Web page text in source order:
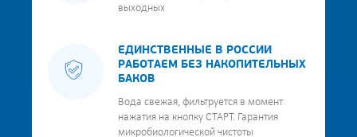
выходных
ЕДИНСТВЕННЫЕ В РОССИИ
РАБОТАЕМ БЕЗ НАКОПИТЕЛЬНЫХ
БАКОВ
Вода свежая, фильтруется в момент
нажатия на кнопку СТАРТ. Гарантия
микробиологической чистоты